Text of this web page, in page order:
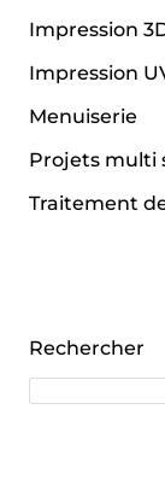
Impression
Impression
Menuiserie
Projets multi
Traitement
Rechercher